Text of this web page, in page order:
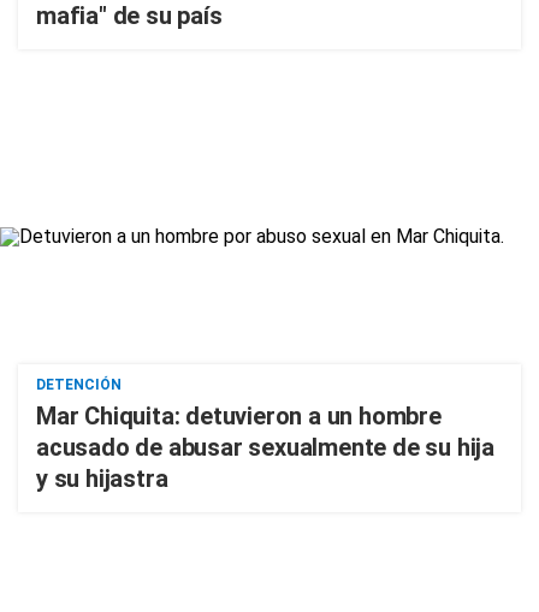
mafia" de su país
DETENCIÓN
Mar Chiquita: detuvieron a un hombre
acusado de abusar sexualmente de su hija
y su hijastra